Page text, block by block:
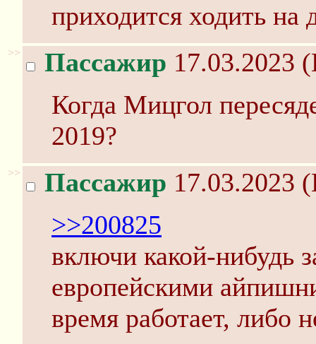
приходится ходить на
>> Пассажир 17.03.2023
Когда Мицгол
2019?
>> Пассажир 17.03.2023
>>200825
включи какой-нибудь
европейскими
время работает, либо